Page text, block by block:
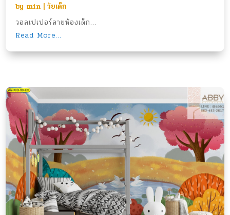
by min |วัยเด็ก
วอลเปเปอร์ลายห้องเด็ก...
Read More...